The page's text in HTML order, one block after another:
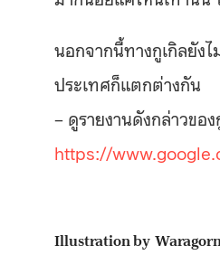
นอกจากนี้ทางกูเกิลยัง
ประเทศก็แตกต่างกัน
– ดูรายงานดังกล่าวขอ
https://
Illustration by